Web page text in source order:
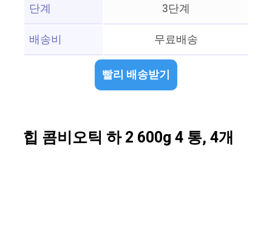
단계
3단계
배송비
무료배송
빨리 배송받기
힙 콤비오틱 하 2 600g 4 통, 4개